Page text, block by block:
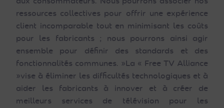
ressources collectives pour offrir une expérience
client incomparable tout en minimisant les coûts
pour les fabricants ; nous pourrons ainsi agir
ensemble pour définir des standards et des
fonctionnalités communes. »La « Free TV Alliance
»vise à éliminer les difficultés technologiques et à
aider les fabricants à innover et à créer de
meilleurs services de télévision pour les